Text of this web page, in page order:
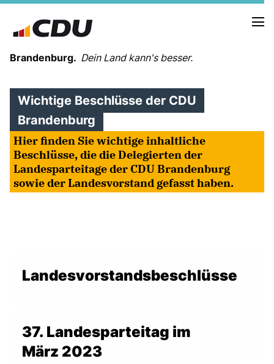
Brandenburg. Dein Land kann's besser.
MELDUNGEN
TERMINE
LANDESVORSTAND
LANDESGESCHÄFTSSTELLE
ORGANISATION
PARTEIGERICHT
IN DER LANDESREGIERUNG
IM BUNDESTAG
IM EUROPÄISCHEN PARLAMENT
Wichtige Beschlüsse der CDU
Brandenburg
Hier finden Sie wichtige inhaltliche
Beschlüsse, die die Delegierten der
Landesparteitage der CDU Brandenburg
sowie der Landesvorstand gefasst haben.
Landesvorstandsbeschlüsse
37. Landesparteitag im
März 2023